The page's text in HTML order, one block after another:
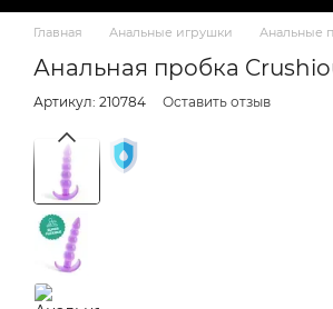
Главная Анальные игрушки Анальные
Анальная пробка
Артикул: 210784 Оставить отзыв